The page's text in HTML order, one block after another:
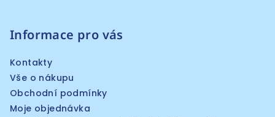
Informace pro vás
Kontakty
Vše o nákupu
Obchodní podmínky
Moje objednávka